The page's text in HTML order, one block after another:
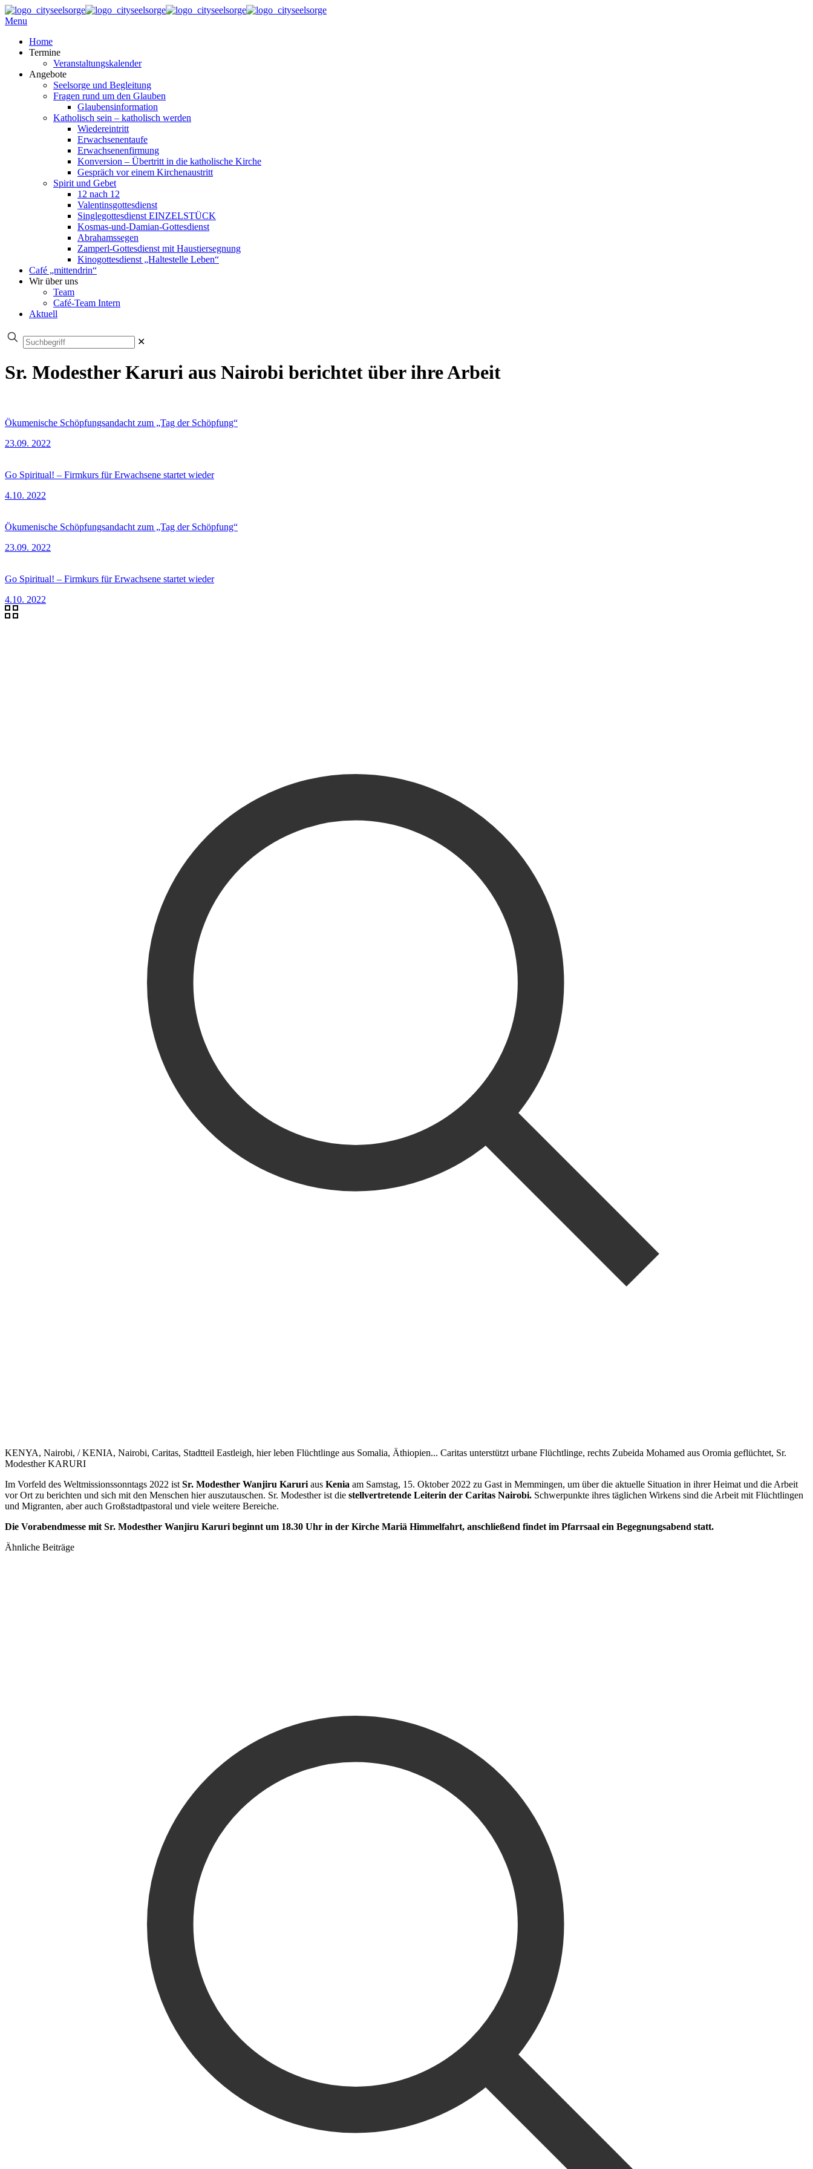
Menu
Home
Termine
Veranstaltungskalender
Angebote
Seelsorge und Begleitung
Fragen rund um den Glauben
Glaubensinformation
Katholisch sein – katholisch werden
Wiedereintritt
Erwachsenentaufe
Erwachsenenfirmung
Konversion – Übertritt in die katholische Kirche
Gespräch vor einem Kirchenaustritt
Spirit und Gebet
12 nach 12
Valentinsgottesdienst
Singlegottesdienst EINZELSTÜCK
Kosmas-und-Damian-Gottesdienst
Abrahamssegen
Zamperl-Gottesdienst mit Haustiersegnung
Kinogottesdienst „Haltestelle Leben“
Café „mittendrin“
Wir über uns
Team
Café-Team Intern
Aktuell
✕
Sr. Modesther Karuri aus Nairobi berichtet über ihre Arbeit
Ökumenische Schöpfungsandacht zum „Tag der Schöpfung“
23.09. 2022
Go Spiritual! – Firmkurs für Erwachsene startet wieder
4.10. 2022
Ökumenische Schöpfungsandacht zum „Tag der Schöpfung“
23.09. 2022
Go Spiritual! – Firmkurs für Erwachsene startet wieder
4.10. 2022
KENYA, Nairobi, / KENIA, Nairobi, Caritas, Stadtteil Eastleigh, hier leben Flüchtlinge aus Somalia, Äthiopien... Caritas unterstützt urbane Flüchtlinge, rechts Zubeida Mohamed aus Oromia geflüchtet, Sr.
Modesther KARURI
Im Vorfeld des Weltmissionssonntags 2022 ist Sr. Modesther Wanjiru Karuri aus Kenia am Samstag, 15. Oktober 2022 zu Gast in Memmingen, um über die aktuelle Situation in ihrer Heimat und die Arbeit
vor Ort zu berichten und sich mit den Menschen hier auszutauschen. Sr. Modesther ist die stellvertretende Leiterin der Caritas Nairobi. Schwerpunkte ihres täglichen Wirkens sind die Arbeit mit Flüchtlingen
und Migranten, aber auch Großstadtpastoral und viele weitere Bereiche.
Die Vorabendmesse mit Sr. Modesther Wanjiru Karuri beginnt um 18.30 Uhr in der Kirche Mariä Himmelfahrt, anschließend findet im Pfarrsaal ein Begegnungsabend statt.
Ähnliche Beiträge